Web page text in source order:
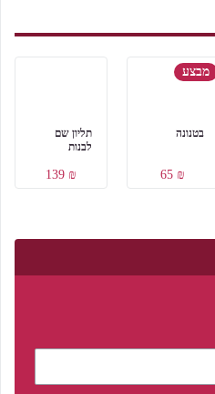
תליון שם
לבנות
₪ 139
מבצע
בטנונה
₪ 65